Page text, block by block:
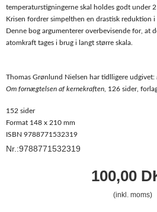
temperaturstigningerne skal holdes godt under
Krisen fordrer simpelthen en drastisk reduktion
Denne bog argumenterer overbevisende for, at
atomkraft tages i brug i langt større skala.
Thomas Grønlund Nielsen har tidlligere udgivet:
Om fornægtelsen af kernekraften , 126 sider,
152 sider
Format 148 x 210 mm
ISBN 9788771532319
Nr.:9788771532319
100,00
(inkl. moms)